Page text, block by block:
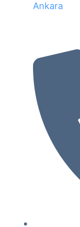
Ankara